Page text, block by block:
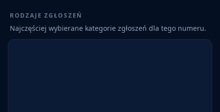
RODZAJE ZGŁOSZEŃ
Najczęściej wybierane kategorie zgłoszeń dla tego numeru.